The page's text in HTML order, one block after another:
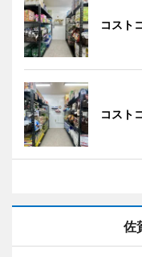
コスト
コスト
佐